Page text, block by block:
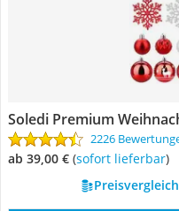
Soledi Premium
2226
ab 39,00 € ( Sofort lieferbar)